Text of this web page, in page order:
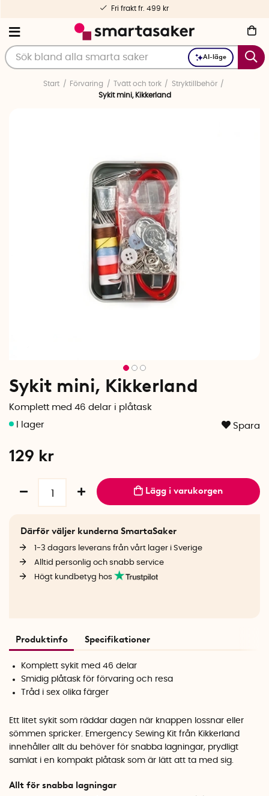
AI-läge
Fri frakt fr. 499 kr
Start Förvaring Tvätt och tork
Stryktillbehör
Sykit mini, Kikkerland
Sykit mini, Kikkerland
Komplett med 46 delar i plåtask
Spara
129 kr
Lägg i varukorgen
Därför väljer kunderna SmartaSaker
1-3 dagars leverans från vårt lager i Sverige
Alltid personlig och snabb service
Högt kundbetyg hos
Produktinfo Specifikationer
Komplett sykit med 46 delar
Smidig plåtask för förvaring och resa
Tråd i sex olika färger
Ett litet sykit som räddar dagen när knappen lossnar eller
sömmen spricker. Emergency Sewing Kit från Kikkerland
innehåller allt du behöver för snabba lagningar, prydligt
samlat i en kompakt plåtask som är lätt att ta med sig.
Allt för snabba lagningar